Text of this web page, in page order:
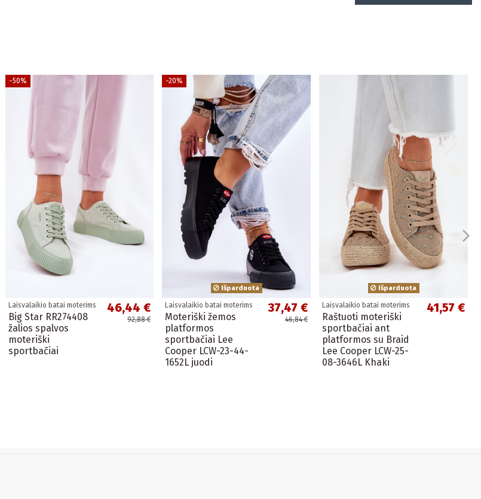
−50%
Laisvalaikio batai moterims
Big Star RR274408
žalios spalvos
moteriški
sportbačiai
46,44 €
92,88 €
−20%
Išparduota
Laisvalaikio batai moterims
Moteriški žemos
platformos
sportbačiai Lee
Cooper LCW-23-44-
1652L juodi
37,47 €
46,84 €
Išparduota
Laisvalaikio batai moterims
Raštuoti moteriški
sportbačiai ant
platformos su Braid
Lee Cooper LCW-25-
08-3646L Khaki
41,57 €